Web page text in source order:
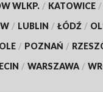
WLKP. / KATOWICE /
/ LUBLIN / ŁÓDŹ /
/ POZNAŃ /
/ WARSZAWA /